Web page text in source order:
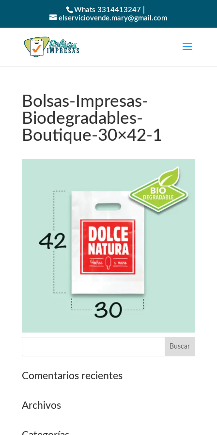
Whats 3314413247 |
elserviciovende.mary@gmail.com
Bolsas-Impresas-
Biodegradables-
Boutique-30×42-1
Comentarios recientes
Archivos